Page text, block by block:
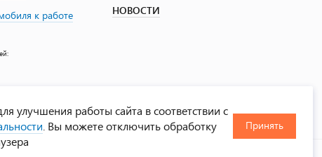
к работе
НОВОСТИ
улучшения работы сайта в соответствии с
. Вы можете отключить обработку
Принять